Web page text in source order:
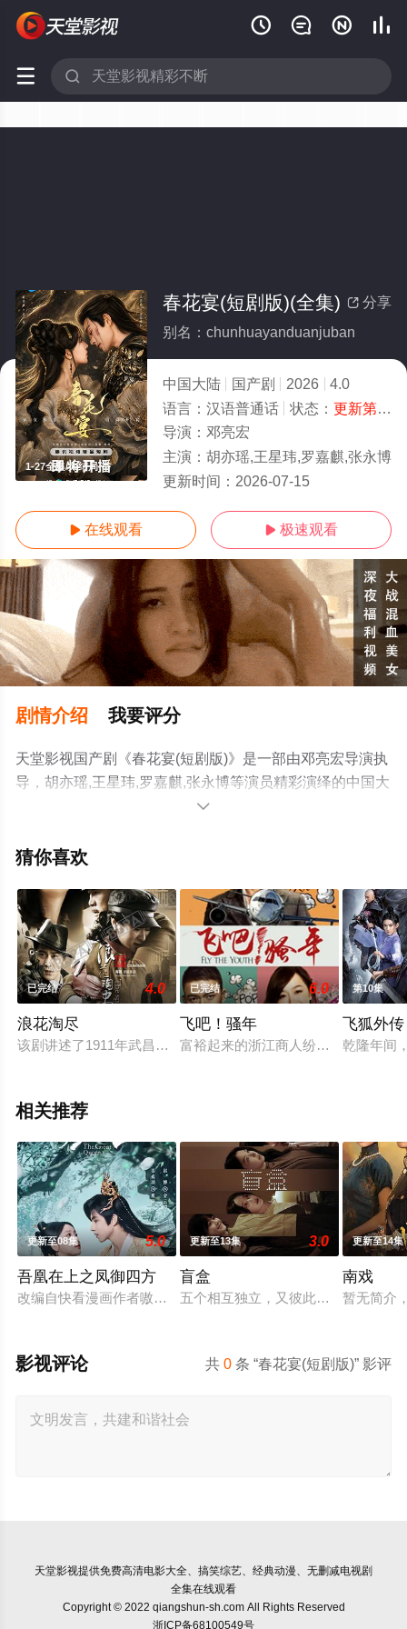
   
 
1-27全集/大结局
 分享
春花宴(短剧版)(全集)
别名：chunhuayanduanjuban
中国大陆 国产剧 2026
4.0
语言： 汉语普通话 状态： 更新第27集
导演： 邓亮宏
主演： 胡亦瑶,王星玮,罗嘉麒,张永博
更新时间： 2026-07-15
 在线观看  极速观看
剧情介绍 我要评分
天堂影视国产剧《春花宴(短剧版)》是一部由邓亮宏导演执
导，胡亦瑶,王星玮,罗嘉麒,张永博等演员精彩演绎的中国大
陆电视剧，大结局剧情已揭晓（1-27全集），手机免费观
关信息可移步至豆瓣电视剧、电视猫或剧情网等平台了

猜你喜欢
已完结 4.0
浪花淘尽
该剧讲述了1911年武昌起义爆发后，大批进步学生为报效祖国
已完结 6.0
飞吧！骚年
富裕起来的浙江商人纷纷以拥有自己
第10集
飞狐外
乾隆年间
相关推荐
更新至08集 5.0
吾凰在上之凤御四方
改编自快看漫画作者嗷小泽的独家连载漫画《吾凰在上》。 现
更新至13集 3.0
盲盒
五个相互独立，又彼此呼应的故事——
更新至14集
南戏
暂无简介
共0 条 “春花宴(短剧版)” 影评
影视评论
天堂影视提供免费高清电影大全、搞笑综艺、经典动漫、无删减电视剧
全集在线观看
Copyright © 2022 qiangshun-sh.com All Rights Reserved
浙ICP备68100549号